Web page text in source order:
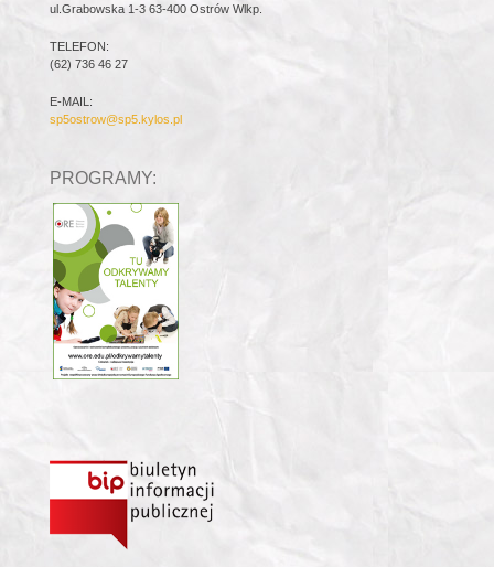
ul.Grabowska 1-3 63-400 Ostrów Wlkp.
TELEFON:
(62) 736 46 27
E-MAIL:
sp5ostrow@sp5.kylos.pl
PROGRAMY: